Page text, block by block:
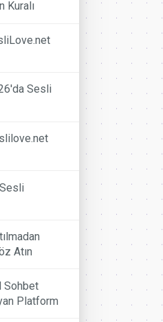
Kuralı
Sesli
Atın
Sohbet
Platform